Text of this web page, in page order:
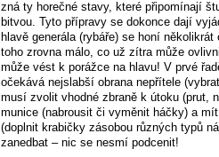
zná ty horečné stavy, které připomínají
bitvou. Tyto přípravy se dokonce dají
hlavě generála (rybáře) se honí
toho zrovna málo, co už zítra může
může vést k porážce na hlavu! V prvé
očekává nejslabší obrana nepřítele
musí zvolit vhodné zbraně k útoku (prut,
munice (nabrousit či vyměnit háčky) a
(doplnit krabičky zásobou různých typů
zanedbat – nic se nesmí podcenit!